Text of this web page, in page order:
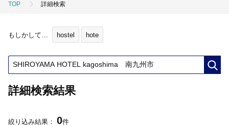
TOP 詳細検索
もしかして… hostel hote
詳細検索結果
絞り込み結果： 0件